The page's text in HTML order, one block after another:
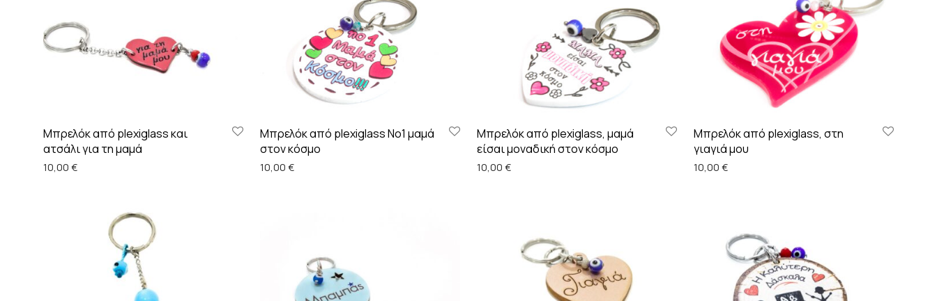
Μπρελόκ από plexiglass και
ατσάλι για τη μαμά
10,00 €
Μπρελόκ από plexiglass Νο1 μαμά
στον κόσμο
10,00 €
Μπρελόκ από plexiglass, μαμά
είσαι μοναδική στον κόσμο
10,00 €
Μπρελόκ από plexiglass, στη
γιαγιά μου
10,00 €